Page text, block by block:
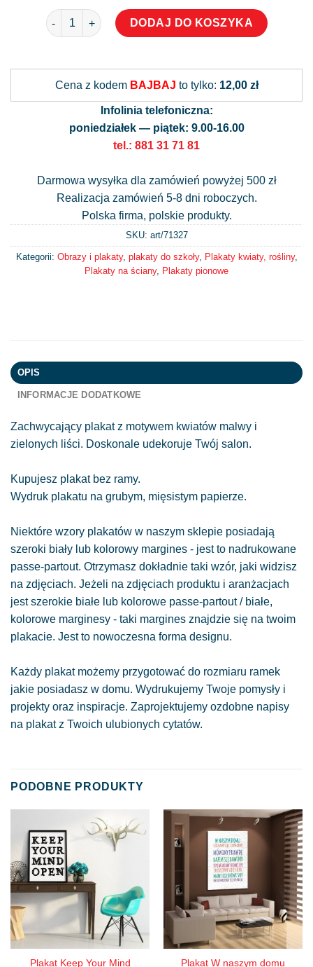
ilość Plakat z kwiatami malwy
DODAJ DO KOSZYKA
Cena z kodem BAJBAJ to tylko: 12,00 zł
Infolinia telefoniczna:
poniedziałek — piątek: 9.00-16.00
tel.: 881 31 71 81
Darmowa wysyłka dla zamówień powyżej 500 zł
Realizacja zamówień 5-8 dni roboczych.
Polska firma, polskie produkty.
SKU: art/71327
Kategorii: Obrazy i plakaty, plakaty do szkoły, Plakaty kwiaty, rośliny,
Plakaty na ściany, Plakaty pionowe
OPIS
INFORMACJE DODATKOWE
Zachwycający plakat z motywem kwiatów malwy i
zielonych liści. Doskonale udekoruje Twój salon.
Kupujesz plakat bez ramy.
Wydruk plakatu na grubym, mięsistym papierze.
Niektóre wzory plakatów w naszym sklepie posiadają
szeroki biały lub kolorowy margines - jest to nadrukowane
passe-partout. Otrzymasz dokładnie taki wzór, jaki widzisz
na zdjęciach. Jeżeli na zdjęciach produktu i aranżacjach
jest szerokie białe lub kolorowe passe-partout / białe,
kolorowe marginesy - taki margines znajdzie się na twoim
plakacie. Jest to nowoczesna forma designu.
Każdy plakat możemy przygotować do rozmiaru ramek
jakie posiadasz w domu. Wydrukujemy Twoje pomysły i
projekty oraz inspiracje. Zaprojektujemy ozdobne napisy
na plakat z Twoich ulubionych cytatów.
PODOBNE PRODUKTY
Plakat Keep Your Mind Plakat W naszym domu